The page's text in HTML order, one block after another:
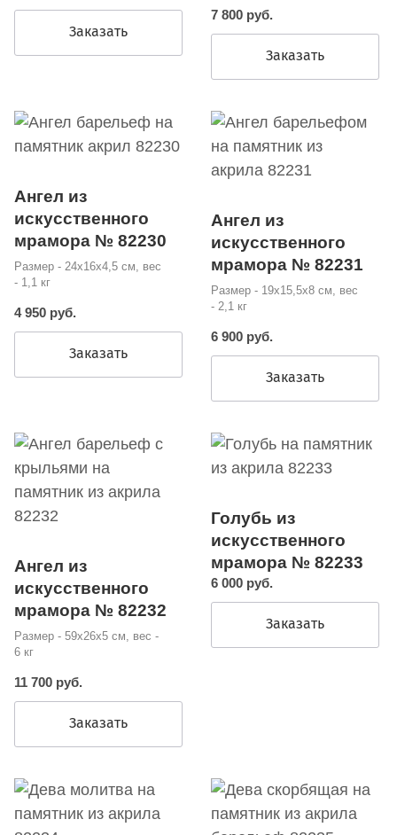
Заказать
7 800 руб.
Заказать
Ангел из
искусственного
мрамора № 82230
Размер - 24х16х4,5 см, вес
- 1,1 кг
4 950 руб.
Заказать
Ангел из
искусственного
мрамора № 82231
Размер - 19х15,5х8 см, вес
- 2,1 кг
6 900 руб.
Заказать
Ангел из
искусственного
мрамора № 82232
Размер - 59х26х5 см, вес -
6 кг
11 700 руб.
Заказать
Голубь из
искусственного
мрамора № 82233
6 000 руб.
Заказать